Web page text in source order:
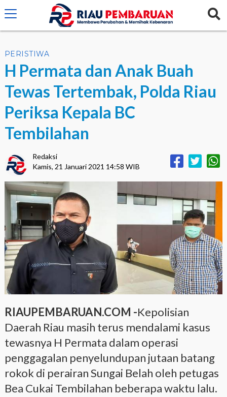
crossorigin="anonymous">
PERISTIWA
H Permata dan Anak Buah
Tewas Tertembak, Polda Riau
Periksa Kepala BC
Tembilahan
Redaksi
Kamis, 21 Januari 2021 14:58 WIB
RIAUPEMBARUAN.COM -Kepolisian
Daerah Riau masih terus mendalami kasus
tewasnya H Permata dalam operasi
penggagalan penyelundupan jutaan batang
rokok di perairan Sungai Belah oleh petugas
Bea Cukai Tembilahan beberapa waktu lalu.